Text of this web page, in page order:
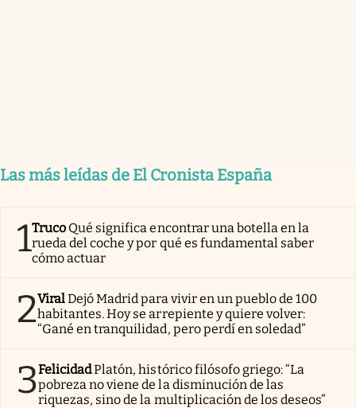
Las más leídas de El Cronista España
1Truco Qué significa encontrar una botella en la
rueda del coche y por qué es fundamental saber
cómo actuar
2ViralDejó Madrid para vivir en un pueblo de 100
habitantes. Hoy se arrepiente y quiere volver:
“Gané en tranquilidad, pero perdí en soledad”
3FelicidadPlatón, histórico filósofo griego: “La
pobreza no viene de la disminución de las
riquezas, sino de la multiplicación de los deseos”